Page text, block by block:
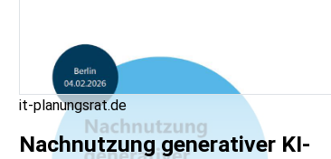
it-planungsrat.de
Nachnutzung generativer KI-